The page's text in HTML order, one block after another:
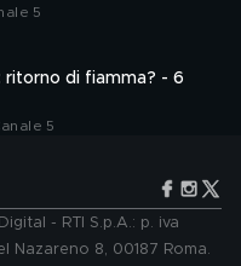
5
ritorno di fiamma? - 6
5
- RTI S.p.A.: p. iva
Nazareno 8, 00187 Roma.